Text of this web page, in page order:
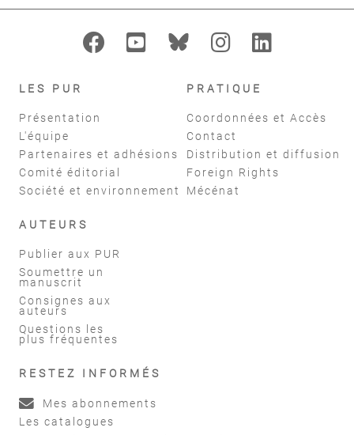
LES PUR
Présentation
L'équipe
Partenaires et adhésions
Comité éditorial
Société et environnement
PRATIQUE
Coordonnées et Accès
Contact
Distribution et diffusion
Foreign Rights
Mécénat
AUTEURS
Publier aux PUR
Soumettre un
manuscrit
Consignes aux
auteurs
Questions les
plus fréquentes
RESTEZ INFORMÉS
Mes abonnements
Les catalogues